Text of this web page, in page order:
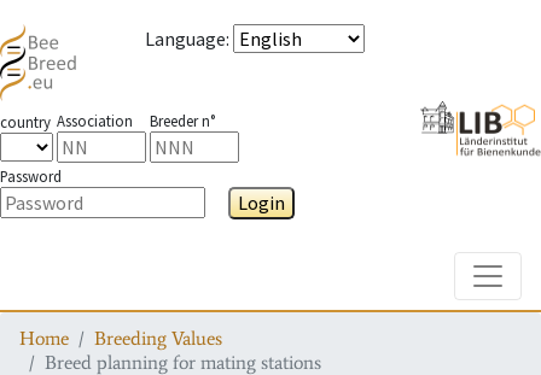
Language:
country Association Breeder n°
Password
Login
Home
Breeding Values
Breed planning for mating stations